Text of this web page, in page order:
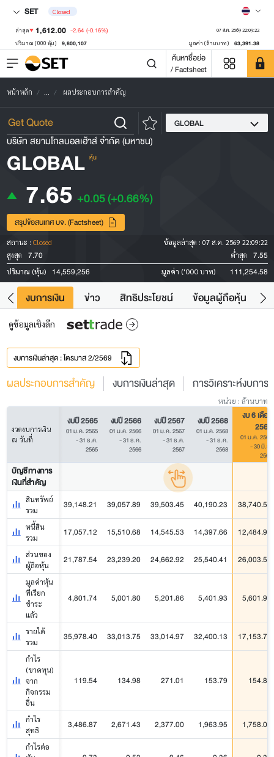
SET Closed
ล่าสุด 1,612.00 -2.64 (-0.16%) 07 ส.ค. 2569 22:09:22
ปริมาณ ('000 หุ้น) 9,800,107 มูลค่า (ล้านบาท) 63,391.38
ค้นหาชื่อย่อ
/ Factsheet
หน้าหลัก ... ผลประกอบการสำคัญ
GLOBAL
บริษัท สยามโกลบอลเฮ้าส์ จำกัด (มหาชน)
GLOBAL หุ้น
7.65 +0.05(+0.66%)
สรุปข้อสนเทศ บจ. (Factsheet)
สถานะ : Closed ข้อมูลล่าสุด : 07 ส.ค. 2569 22:09:22
สูงสุด
7.70 ต่ำสุด 7.55
ปริมาณ (หุ้น) 14,559,256 มูลค่า ('000 บาท) 111,254.58
งบการเงิน ข่าว สิทธิประโยชน์ ข้อมูลผู้ถือหุ้น
ดูข้อมูลเชิงลึก
งบการเงินล่าสุด : ไตรมาส 2/2569
ผลประกอบการสำคัญ งบการเงินล่าสุด การวิเคราะห์งบการ
หน่วย : ล้านบาท
งวดงบการเงิน
ณ วันที่
งบปี 2565
01 ม.ค. 2565
- 31 ธ.ค.
2565
งบปี 2566
01 ม.ค. 2566
- 31 ธ.ค.
2566
งบปี 2567
01 ม.ค. 2567
- 31 ธ.ค.
2567
งบปี 2568
01 ม.ค. 2568
- 31 ธ.ค.
2568
งบ 6 เดือน
2569
01 ม.ค. 2569
- 30 มิ.ย.
2569
บัญชีทางการ
เงินที่สำคัญ
สินทรัพย์
รวม
39,148.21 39,057.89 39,503.45 40,190.23 38,740.59
หนี้สิน
รวม
17,057.12 15,510.68 14,545.53 14,397.66 12,484.91
ส่วนของ
ผู้ถือหุ้น
21,787.54 23,239.20 24,662.92 25,540.41 26,003.51
มูลค่าหุ้น
ที่เรียก
ชำระ
แล้ว
4,801.74 5,001.80 5,201.86 5,401.93 5,601.99
รายได้
รวม
35,978.40 33,013.75 33,014.97 32,400.13 17,153.75
กำไร
(ขาดทุน)
จาก
กิจกรรม
อื่น
119.54 134.98 271.01 153.79 154.81
กำไร
สุทธิ
3,486.87 2,671.43 2,377.00 1,963.95 1,758.05
กำไรต่อ